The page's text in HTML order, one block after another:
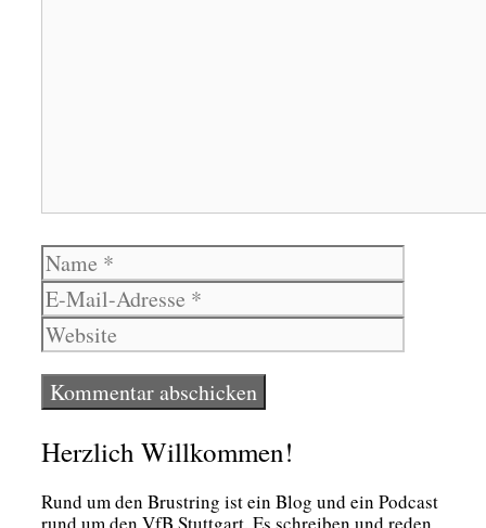
Name
E-
Mail-
Website
Herzlich Willkommen!
Rund um den Brust­ring ist ein Blog und ein Pod­cast
rund um den VfB Stutt­gart. Es schrei­ben und reden